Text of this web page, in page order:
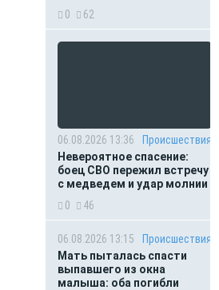
0
62
06.08.2026 13:36
Происшествия
Невероятное спасение:
боец СВО пережил встречу
с медведем и удар молнии
0
46
06.08.2026 13:15
Происшествия
Мать пыталась спасти
выпавшего из окна
малыша: оба погибли